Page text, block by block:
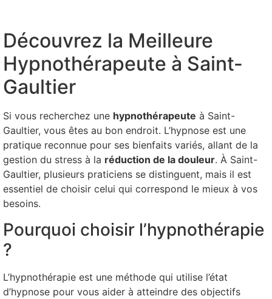
Découvrez la Meilleure
Hypnothérapeute à Saint-
Gaultier
Si vous recherchez une hypnothérapeute à Saint-
Gaultier, vous êtes au bon endroit. L’hypnose est une
pratique reconnue pour ses bienfaits variés, allant de la
gestion du stress à la réduction de la douleur. À Saint-
Gaultier, plusieurs praticiens se distinguent, mais il est
essentiel de choisir celui qui correspond le mieux à vos
besoins.
Pourquoi choisir l’hypnothérapie
?
L’hypnothérapie est une méthode qui utilise l’état
d’hypnose pour vous aider à atteindre des objectifs